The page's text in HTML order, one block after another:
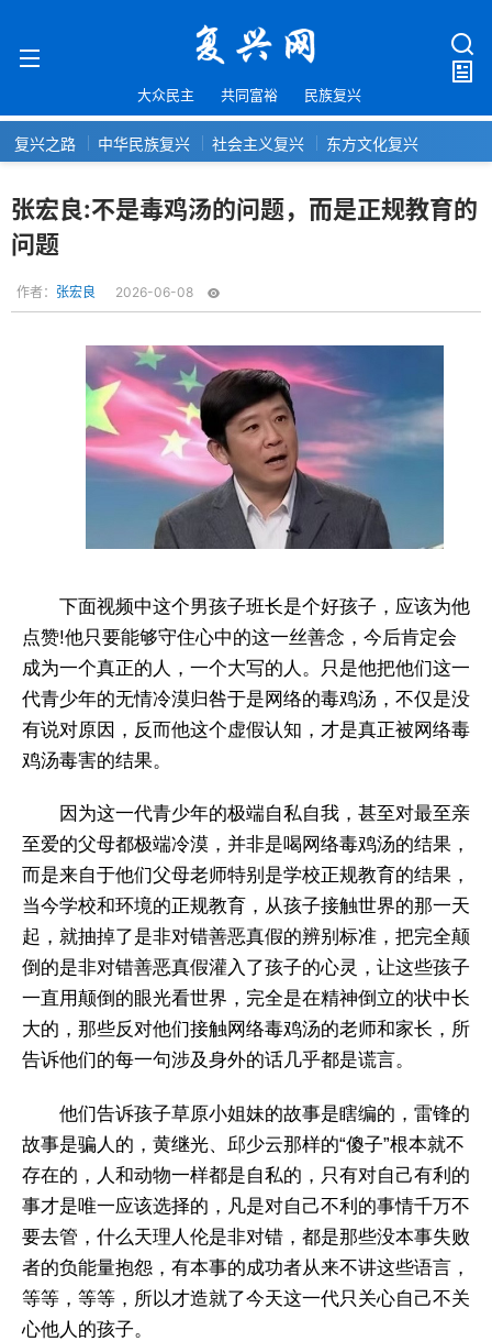
大众民主 共同富裕 民族复兴
复兴之路 中华民族复兴 社会主义复兴 东方文化复兴
张宏良:不是毒鸡汤的问题，而是正规教育的
问题
作者： 张宏良 2026-06-08
下面视频中这个男孩子班长是个好孩子，应该为他
点赞!他只要能够守住心中的这一丝善念，今后肯定会
成为一个真正的人，一个大写的人。只是他把他们这一
代青少年的无情冷漠归咎于是网络的毒鸡汤，不仅是没
有说对原因，反而他这个虚假认知，才是真正被网络毒
鸡汤毒害的结果。
因为这一代青少年的极端自私自我，甚至对最至亲
至爱的父母都极端冷漠，并非是喝网络毒鸡汤的结果，
而是来自于他们父母老师特别是学校正规教育的结果，
当今学校和环境的正规教育，从孩子接触世界的那一天
起，就抽掉了是非对错善恶真假的辨别标准，把完全颠
倒的是非对错善恶真假灌入了孩子的心灵，让这些孩子
一直用颠倒的眼光看世界，完全是在精神倒立的状中长
大的，那些反对他们接触网络毒鸡汤的老师和家长，所
告诉他们的每一句涉及身外的话几乎都是谎言。
他们告诉孩子草原小姐妹的故事是瞎编的，雷锋的
故事是骗人的，黄继光、邱少云那样的“傻子”根本就不
存在的，人和动物一样都是自私的，只有对自己有利的
事才是唯一应该选择的，凡是对自己不利的事情千万不
要去管，什么天理人伦是非对错，都是那些没本事失败
者的负能量抱怨，有本事的成功者从来不讲这些语言，
等等，等等，所以才造就了今天这一代只关心自己不关
心他人的孩子。